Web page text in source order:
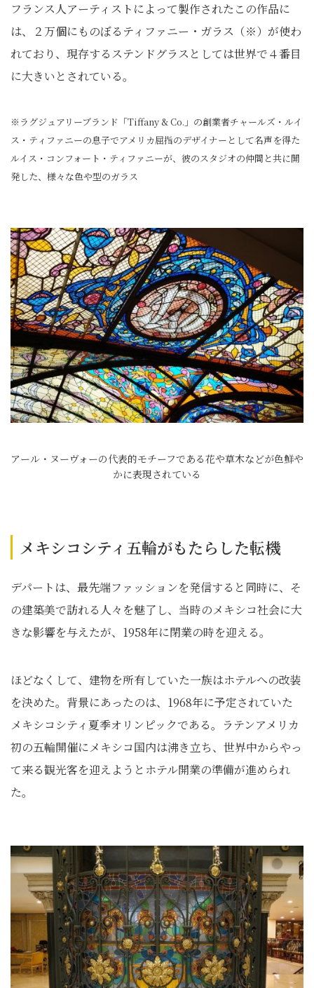
フランス人アーティストによって製作されたこの作品に
は、２万個にものぼるティファニー・ガラス（※）が使わ
れており、現存するステンドグラスとしては世界で４番目
に大きいとされている。
※ラグジュアリーブランド「Tiffany & Co.」の創業者チャールズ・ルイ
ス・ティファニーの息子でアメリカ屈指のデザイナーとして名声を得た
ルイス・コンフォート・ティファニーが、彼のスタジオの仲間と共に開
発した、様々な色や型のガラス
アール・ヌーヴォーの代表的モチーフである花や草木などが色鮮や
かに表現されている
メキシコシティ五輪がもたらした転機
デパートは、最先端ファッションを発信すると同時に、そ
の建築美で訪れる人々を魅了し、当時のメキシコ社会に大
きな影響を与えたが、1958年に閉業の時を迎える。
ほどなくして、建物を所有していた一族はホテルへの改装
を決めた。背景にあったのは、1968年に予定されていた
メキシコシティ夏季オリンピックである。ラテンアメリカ
初の五輪開催にメキシコ国内は沸き立ち、世界中からやっ
て来る観光客を迎えようとホテル開業の準備が進められ
た。